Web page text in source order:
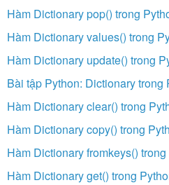
Hàm Dictionary pop() trong
Hàm Dictionary values() trong
Hàm Dictionary update() trong
Bài tập Python: Dictionary trong
Hàm Dictionary clear() trong
Hàm Dictionary copy() trong
Hàm Dictionary fromkeys()
Hàm Dictionary get() trong